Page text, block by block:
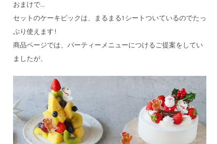
おまけで…
セットのケーキピックは、まるまる1シートついているのでたっ
ぷり使えます!
商品ページでは、パーティーメニューにつけるご提案をしてい
ましたが、